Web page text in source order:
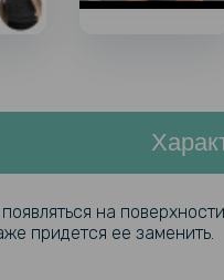
на
придется ее заменить.